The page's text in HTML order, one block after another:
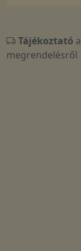
Tájékoztató a
megrendelésről